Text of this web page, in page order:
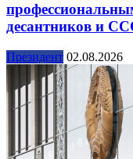
десантников и
Президент 02.08.2026